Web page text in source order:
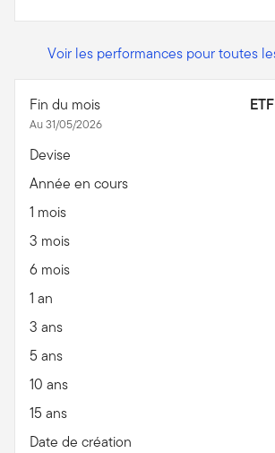
Voir les performances pour toutes
Fin du mois
Au 31/05/2026
Devise
Année en cours
1 mois
3 mois
6 mois
1 an
3 ans
5 ans
10 ans
15 ans
Date de création